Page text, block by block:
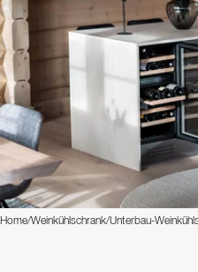
Home/Weinkühlschrank/Unterbau-